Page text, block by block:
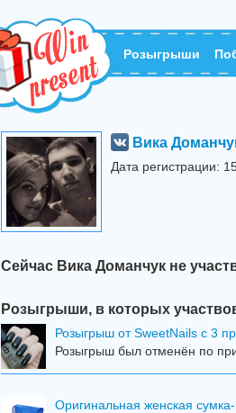
Розыгрыши
Вика
Дата регистрации:
Сейчас Вика Доманчук не
Розыгрыши, в которых
Розыгрыш от SweetNails с 3
Розыгрыш был отменён по
Оригинальная женская сумка-